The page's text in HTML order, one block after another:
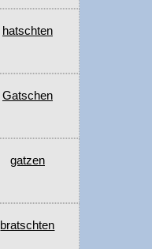
hatschten
Gatschen
gatzen
bratschten